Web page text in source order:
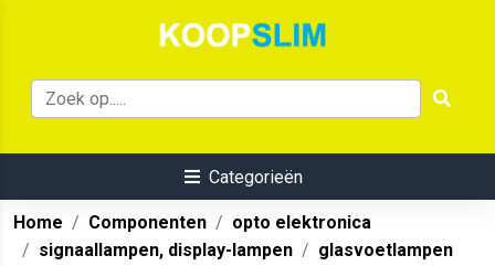
Categorieën
Home Componenten
opto elektronica
signaallampen, display-lampen
glasvoetlampen